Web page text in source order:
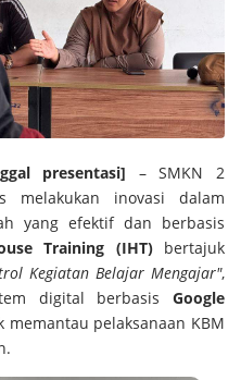
presentasi] – SMKN 2
melakukan inovasi dalam
yang efektif dan berbasis
Training (IHT)bertajuk
Kegiatan Belajar Mengajar",
digital berbasis Google
memantau pelaksanaan KBM